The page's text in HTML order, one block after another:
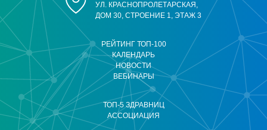
РЕЙТИНГ ТОП-100
КАЛЕНДАРЬ
НОВОСТИ
ВЕБИНАРЫ
ТОП-5 ЗДРАВНИЦ
АССОЦИАЦИЯ
УЛ. КРАСНОПРОЛЕТАРСКАЯ,
ДОМ 30, СТРОЕНИЕ 1, ЭТАЖ 3